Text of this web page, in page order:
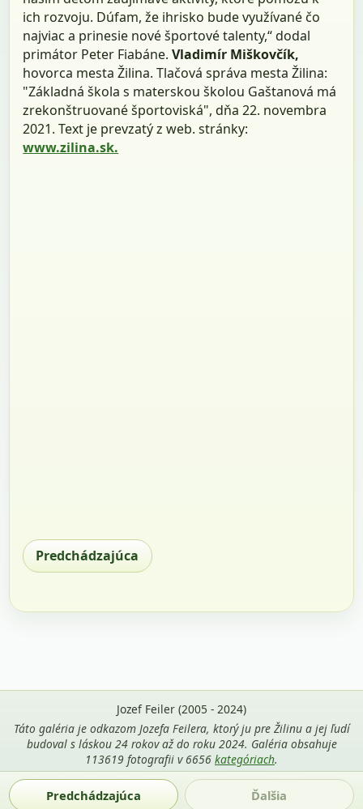
ich rozvoju. Dúfam, že ihrisko bude využívané čo
najviac a prinesie nové športové talenty,“ dodal
primátor Peter Fiabáne.Vladimír Miškovčík,
hovorca mesta Žilina. Tlačová správa mesta Žilina:
"Základná škola s materskou školou Gaštanová má
zrekonštruované športoviská", dňa 22. novembra
2021. Text je prevzatý z web. stránky:
www.zilina.sk.
Predchádzajúca
Predchádzajúca Ďalšia
Jozef Feiler (2005 - 2024)
Táto galéria je odkazom Jozefa Feilera, ktorý ju pre Žilinu a jej ľudí
budoval s láskou 24 rokov až do roku 2024. Galéria obsahuje
113619 fotografii v 6656 kategóriach.
Použitie fotografií z tejto stránky je povolené len s uvedením
mena autora Jozef Feiler a odkazu na
zilina-gallery.sk